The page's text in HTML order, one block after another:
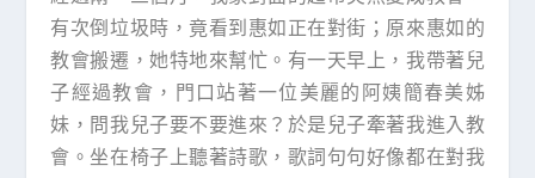
有次倒垃圾時，竟看到惠如正在對街；原來惠如的
教會搬遷，她特地來幫忙。有一天早上，我帶著兒
子經過教會，門口站著一位美麗的阿姨簡春美姊
妹，問我兒子要不要進來？於是兒子牽著我進入教
會。坐在椅子上聽著詩歌，歌詞句句好像都在對我